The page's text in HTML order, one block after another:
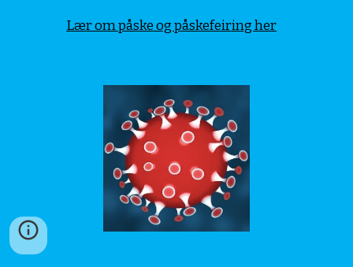
Lær om påske og påskefeiring her